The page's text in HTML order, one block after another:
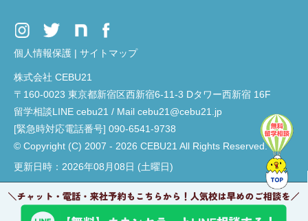
個人情報保護 | サイトマップ
株式会社 CEBU21
〒160-0023 東京都新宿区西新宿6-11-3 Dタワー西新宿 16F
留学相談LINE cebu21 / Mail cebu21@cebu21.jp
[緊急時対応電話番号] 090-6541-9738
© Copyright (C) 2007 - 2026 CEBU21 All Rights Reserved.
更新日時：2026年08月08日 (土曜日)